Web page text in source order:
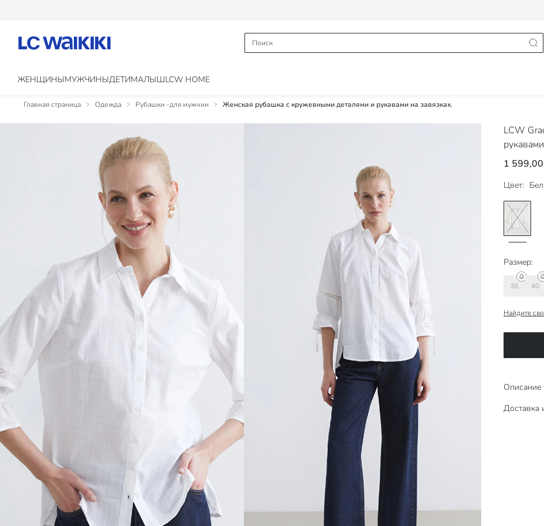
ЖЕНЩИНЫМУЖЧИНЫДЕТИМАЛЫШLCW HOME
Главная страница Одежда Рубашки -для мужчин Женская рубашка с кружевными деталями и рукавами на завязках.
LCW
1
Цвет:
Размер:
38 40
Найдите
Описание
Доставка